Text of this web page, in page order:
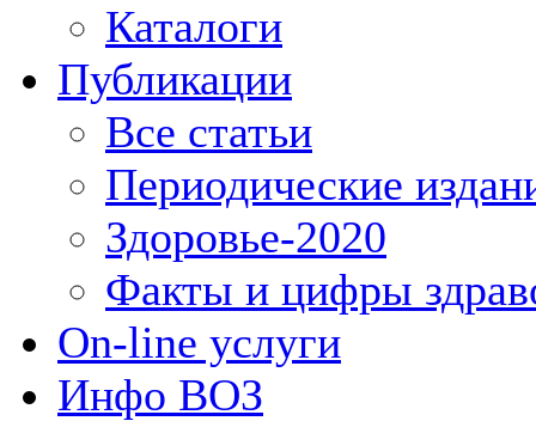
Каталоги
Публикации
Все статьи
Периодические
Здоровье-2020
Факты и цифры
On-line услуги
Инфо ВОЗ